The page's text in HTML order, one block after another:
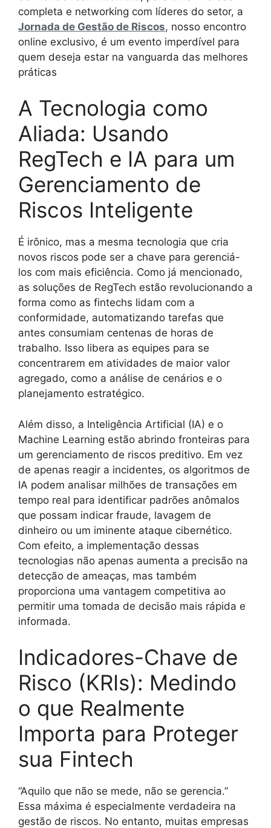
completa e networking com líderes do setor, a
Jornada de Gestão de Riscos, nosso encontro
online exclusivo, é um evento imperdível para
quem deseja estar na vanguarda das melhores
práticas
A Tecnologia como
Aliada: Usando
RegTech e IA para um
Gerenciamento de
Riscos Inteligente
É irônico, mas a mesma tecnologia que cria
novos riscos pode ser a chave para gerenciá-
los com mais eficiência. Como já mencionado,
as soluções de RegTech estão revolucionando a
forma como as fintechs lidam com a
conformidade, automatizando tarefas que
antes consumiam centenas de horas de
trabalho. Isso libera as equipes para se
concentrarem em atividades de maior valor
agregado, como a análise de cenários e o
planejamento estratégico.
Além disso, a Inteligência Artificial (IA) e o
Machine Learning estão abrindo fronteiras para
um gerenciamento de riscos preditivo. Em vez
de apenas reagir a incidentes, os algoritmos de
IA podem analisar milhões de transações em
tempo real para identificar padrões anômalos
que possam indicar fraude, lavagem de
dinheiro ou um iminente ataque cibernético.
Com efeito, a implementação dessas
tecnologias não apenas aumenta a precisão na
detecção de ameaças, mas também
proporciona uma vantagem competitiva ao
permitir uma tomada de decisão mais rápida e
informada.
Indicadores-Chave de
Risco (KRIs): Medindo
o que Realmente
Importa para Proteger
sua Fintech
“Aquilo que não se mede, não se gerencia.”
Essa máxima é especialmente verdadeira na
gestão de riscos. No entanto, muitas empresas